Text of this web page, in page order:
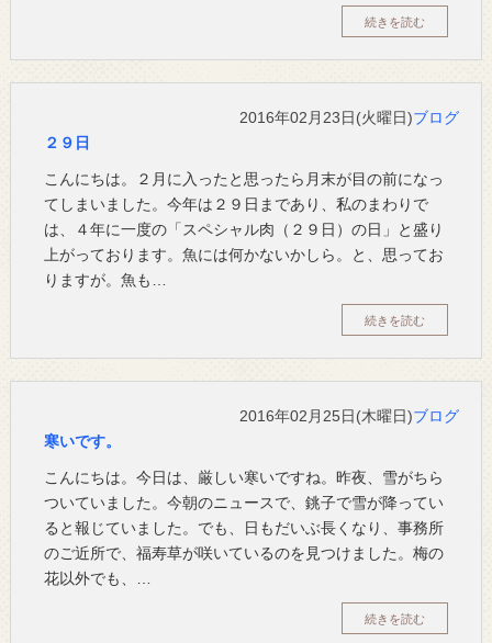
続きを読む
2016年02月23日(火曜日)ブログ
２９日
こんにちは。２月に入ったと思ったら月末が目の前になっ
てしまいました。今年は２９日まであり、私のまわりで
は、４年に一度の「スペシャル肉（２９日）の日」と盛り
上がっております。魚には何かないかしら。と、思ってお
りますが。魚も…
続きを読む
2016年02月25日(木曜日)ブログ
寒いです。
こんにちは。今日は、厳しい寒いですね。昨夜、雪がちら
ついていました。今朝のニュースで、銚子で雪が降ってい
ると報じていました。でも、日もだいぶ長くなり、事務所
のご近所で、福寿草が咲いているのを見つけました。梅の
花以外でも、…
続きを読む